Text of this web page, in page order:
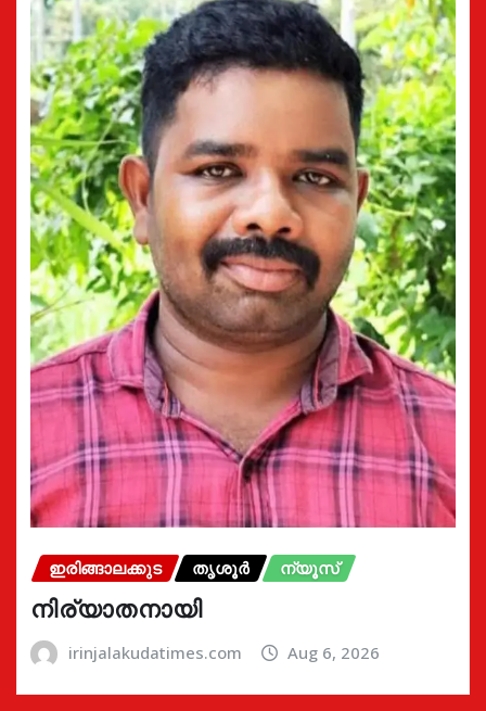
ഇരിങ്ങാലക്കുട തൃശൂർ ന്യൂസ്
നിര്യാതനായി
irinjalakudatimes.com Aug 6, 2026